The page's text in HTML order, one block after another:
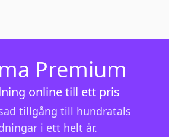
Premium
online till ett pris
tillgång till hundratals
i ett helt år.